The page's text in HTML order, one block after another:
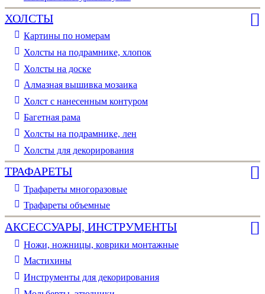
ХОЛСТЫ
Картины по номерам
Холсты на подрамнике, хлопок
Холсты на доске
Алмазная вышивка мозаика
Холст с нанесенным контуром
Багетная рама
Холсты на подрамнике, лен
Холсты для декорирования
ТРАФАРЕТЫ
Трафареты многоразовые
Трафареты объемные
АКСЕССУАРЫ, ИНСТРУМЕНТЫ
Ножи, ножницы, коврики монтажные
Мастихины
Инструменты для декорирования